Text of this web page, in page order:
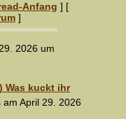
Anfang ] [
]
2026 um
Was kuckt ihr
April 29. 2026